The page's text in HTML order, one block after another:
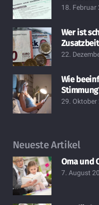
18. Februar
Wer ist
22.
Wie
29. Oktober
Neueste Artikel
Oma und
7. August